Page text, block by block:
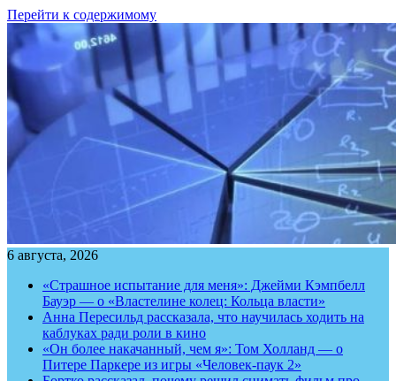
Перейти к содержимому
6 августа, 2026
«Страшное испытание для меня»: Джейми Кэмпбелл
Бауэр — о «Властелине колец: Кольца власти»
Анна Пересильд рассказала, что научилась ходить на
каблуках ради роли в кино
«Он более накачанный, чем я»: Том Холланд — о
Питере Паркере из игры «Человек-паук 2»